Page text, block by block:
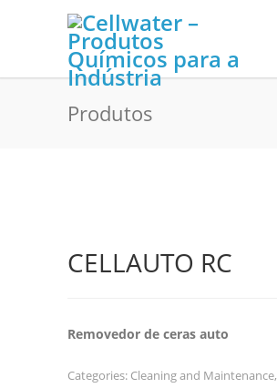
Produtos
CELLAUTO RC
Removedor de ceras auto
Categories: Cleaning and Maintenance,